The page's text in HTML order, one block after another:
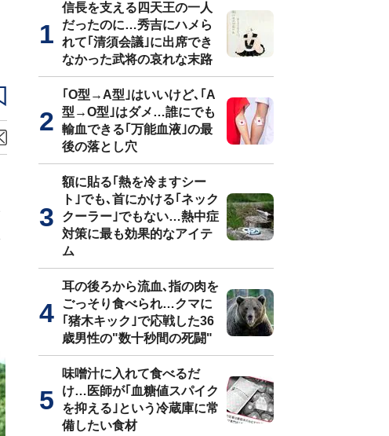
信長を支える四天王の一人
だったのに…秀吉にハメら
れて｢清須会議｣に出席でき
なかった武将の哀れな末路
｢O型→A型｣はいいけど､｢A
型→O型｣はダメ…誰にでも
輸血できる｢万能血液｣の最
後の落とし穴
額に貼る｢熱を冷ますシー
ト｣でも､首にかける｢ネック
クーラー｣でもない…熱中症
対策に最も効果的なアイテ
ム
耳の後ろから流血､指の肉を
ごっそり食べられ…クマに
｢猪木キック｣で応戦した36
歳男性の"数十秒間の死闘"
味噌汁に入れて食べるだ
け…医師が｢血糖値スパイク
を抑える｣という冷蔵庫に常
備したい食材